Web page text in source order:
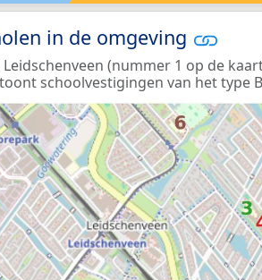
in de omgeving
(nummer 1 op de
schoolvestigingen van het type